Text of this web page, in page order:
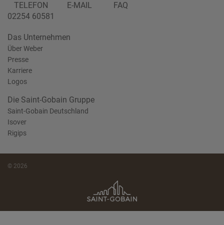
TELEFON
02254 60581
E-MAIL FAQ
Das Unternehmen
Über Weber
Presse
Karriere
Logos
Die Saint-Gobain Gruppe
Saint-Gobain Deutschland
Isover
Rigips
© 2026